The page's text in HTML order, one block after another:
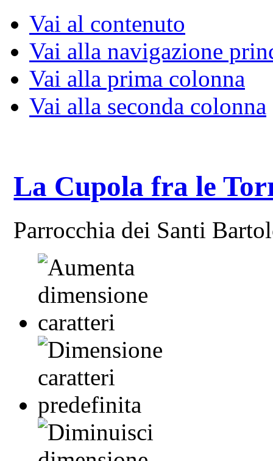
Vai al contenuto
Vai alla navigazione
Vai alla prima colonna
Vai alla seconda colonna
La Cupola fra le
Parrocchia dei Santi